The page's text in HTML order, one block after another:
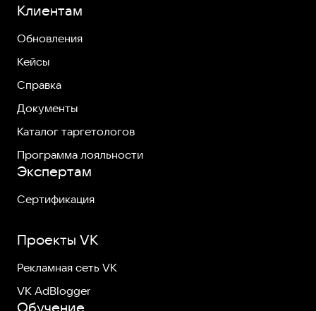
Клиентам
Обновления
Кейсы
Справка
Документы
Каталог таргетологов
Программа лояльности
Экспертам
Сертификация
Проекты VK
Рекламная сеть VK
VK AdBlogger
Обучение